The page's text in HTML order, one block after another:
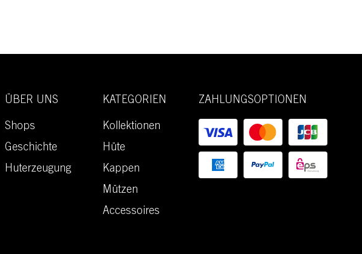
ÜBER UNS
Shops
Geschichte
Huterzeugung
KATEGORIEN
Kollektionen
Hüte
Kappen
Mützen
Accessoires
ZAHLUNGSOPTIONEN